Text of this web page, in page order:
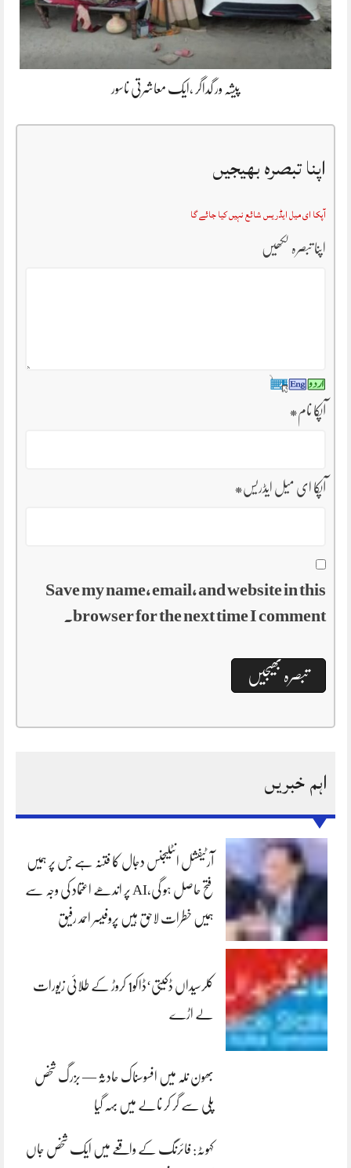
پیشہ ور گداگر ،ایک معاشرتی ناسور
اپنا تبصرہ بھیجیں
آپکا ای میل ایڈریس شائع نہیں کیا جائے گا
اپنا تبصرہ لکھیں
آپکا نام*
آپکا ای میل ایڈریس*
Save my name, email, and website in this
browser for the next time I comment.
اہم خبریں
آرٹیفشل انٹلیجنس دجال کا فتنہ ہے جس پر ہمیں
فتح حاصل ہو گی،AI پر اندھے اعتماد کی وجہ سے
ہمیں خطرات لاحق ہیں پروفیسر احمد رفیق
کلرسیداں ڈکیتی‘ڈاکو1 کروڑ کے طلائی زیورات
لے اڑے
بھون نلہ میں افسوسناک حادثہ — بزرگ شخص
پلی سے گر کر نالے میں بہہ گیا
کہوٹہ: فائرنگ کے واقعے میں ایک شخص جاں